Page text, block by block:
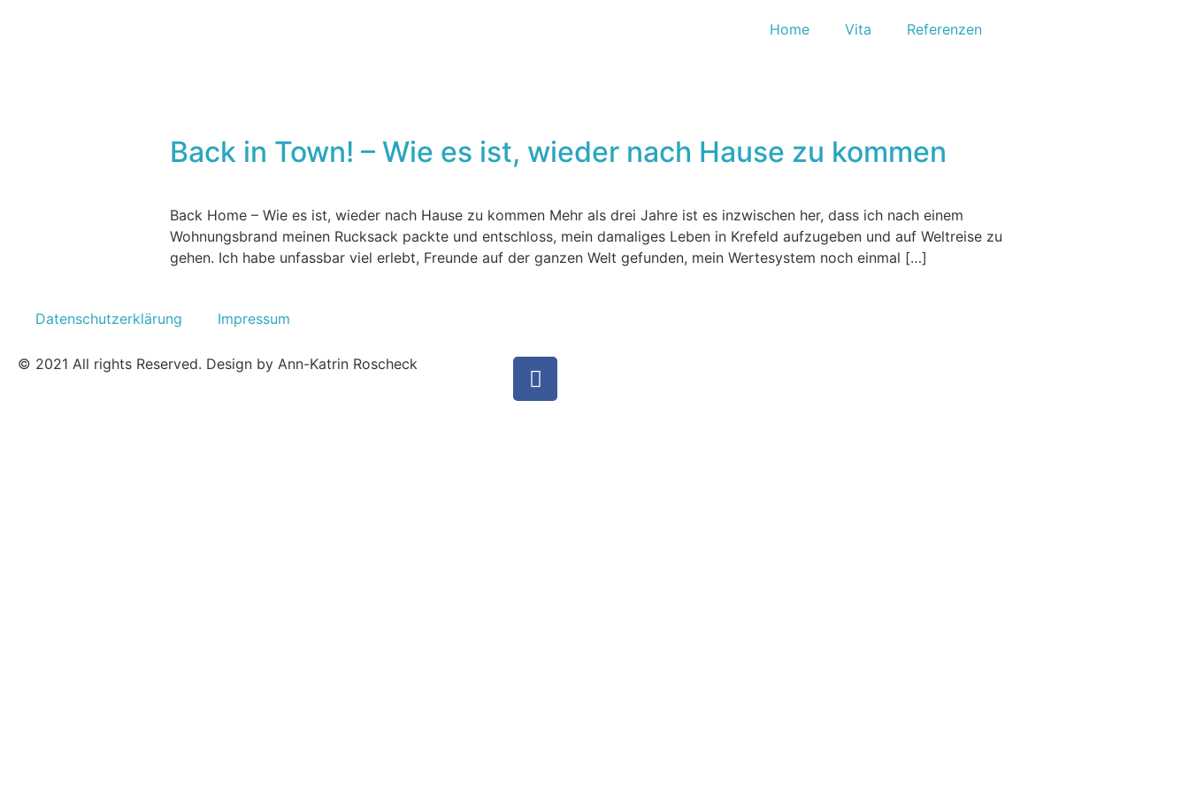
Home Vita Referenzen
Back in Town! – Wie es ist, wieder nach Hause zu kommen
Back Home – Wie es ist, wieder nach Hause zu kommen Mehr als drei Jahre ist es inzwischen her, dass ich nach einem
Wohnungsbrand meinen Rucksack packte und entschloss, mein damaliges Leben in Krefeld aufzugeben und auf Weltreise zu
gehen. Ich habe unfassbar viel erlebt, Freunde auf der ganzen Welt gefunden, mein Wertesystem noch einmal […]
Datenschutzerklärung Impressum
© 2021 All rights Reserved. Design by Ann-Katrin Roscheck